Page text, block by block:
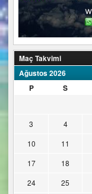
Maç Takvimi
Ağustos 2026
P
S
3
4
10
11
17
18
24
25